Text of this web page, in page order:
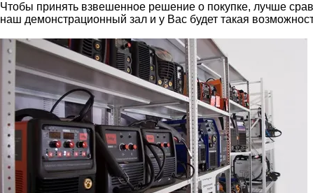
Чтобы принять взвешенное решение о покупке, лучше
наш демонстрационный зал и у Вас будет такая